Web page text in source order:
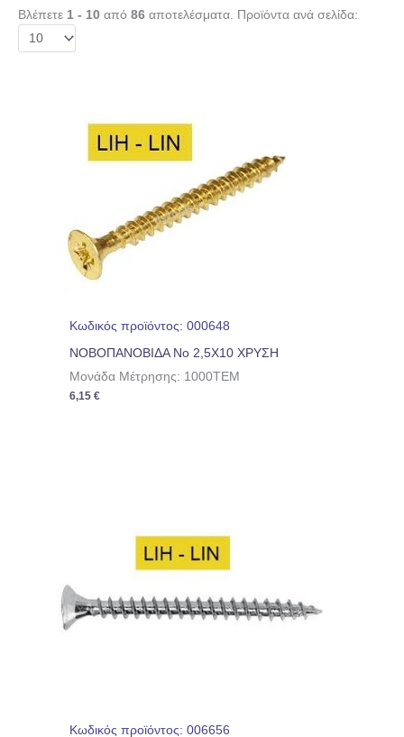
Βλέπετε 1 - 10 από 86 αποτελέσματα. Προϊόντα ανά σελίδα:
Κωδικός προϊόντος: 000648
ΝΟΒΟΠΑΝΟΒΙΔΑ No 2,5Χ10 ΧΡΥΣΗ
Μονάδα Μέτρησης: 1000TEM
6,15€
Κωδικός προϊόντος: 006656